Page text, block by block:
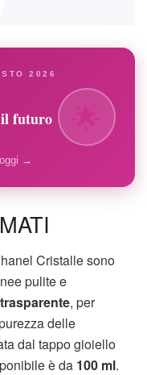
2026
il futuro
oggi →
Cristalle sono
pulite e
trasparente, per
delle
dal tappo gioiello
è da 100 ml.